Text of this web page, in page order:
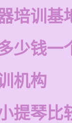
培训基
少钱一
机构
提琴比